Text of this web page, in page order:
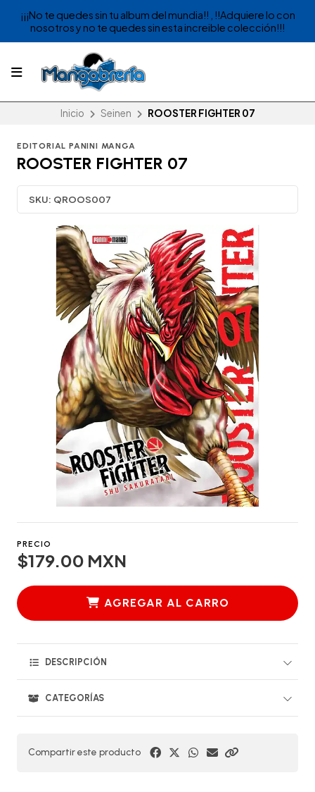
¡¡¡No te quedes sin tu album del mundia!! , !!Adquiere lo con
nosotros y no te quedes sin esta increible colección!!!
Inicio Seinen ROOSTER FIGHTER 07
EDITORIAL PANINI MANGA
ROOSTER FIGHTER 07
SKU: QROOS007
PRECIO
$179.00 MXN
AGREGAR AL CARRO
DESCRIPCIÓN
CATEGORÍAS
Compartir este producto